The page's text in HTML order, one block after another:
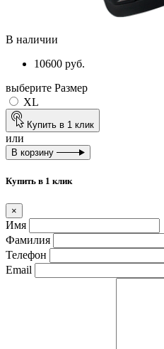
В наличии
10600 руб.
выберите Размер
XL
Купить в 1 клик
или
В корзину
Купить в 1 клик
×
Имя
Фамилия
Телефон
Email